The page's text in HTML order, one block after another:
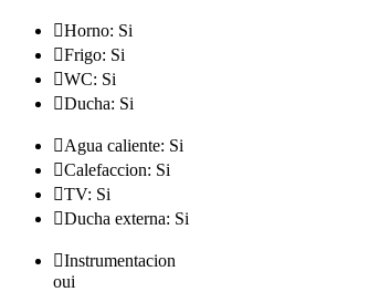
Horno: Si
Frigo: Si
WC: Si
Ducha: Si
Agua caliente: Si
Calefaccion: Si
TV: Si
Ducha externa: Si
Instrumentacion
oui